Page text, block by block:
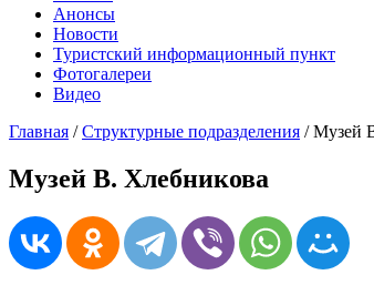
Анонсы
Новости
Туристский информационный пункт
Фотогалереи
Видео
Главная /Структурные подразделения /Музей
Музей В. Хлебникова